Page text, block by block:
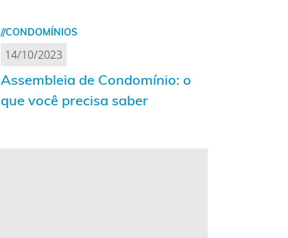
//CONDOMÍNIOS
14/10/2023
Assembleia de Condomínio: o
que você precisa saber